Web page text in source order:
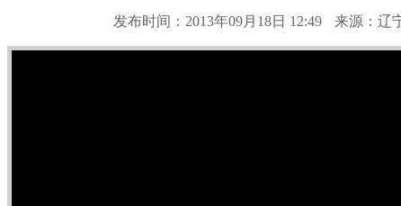
发布时间：2013年09月18日 12:49 来源：辽